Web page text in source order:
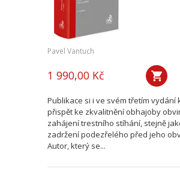
Pavel Vantuch
1 990,00 Kč
Publikace si i ve svém třetím vydání
přispět ke zkvalitnění obhajoby
zahájení trestního stíhání, stejně
zadržení podezřelého před jeho
Autor, který se...